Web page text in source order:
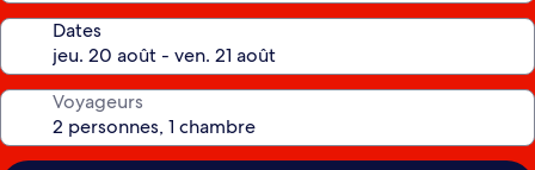
Dates
Voyageurs